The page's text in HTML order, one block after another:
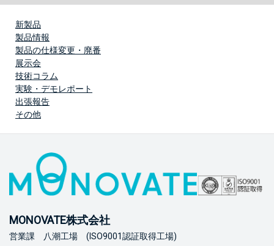
新製品
製品情報
製品の仕様変更・廃番
展示会
技術コラム
実験・デモレポート
出張報告
その他
MONOVATE株式会社
営業課 八潮工場 (ISO9001認証取得工場)